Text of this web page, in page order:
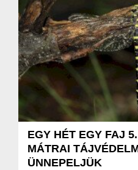
EGY HÉT EGY FAJ
MÁTRAI
ÜNNEPELJÜK